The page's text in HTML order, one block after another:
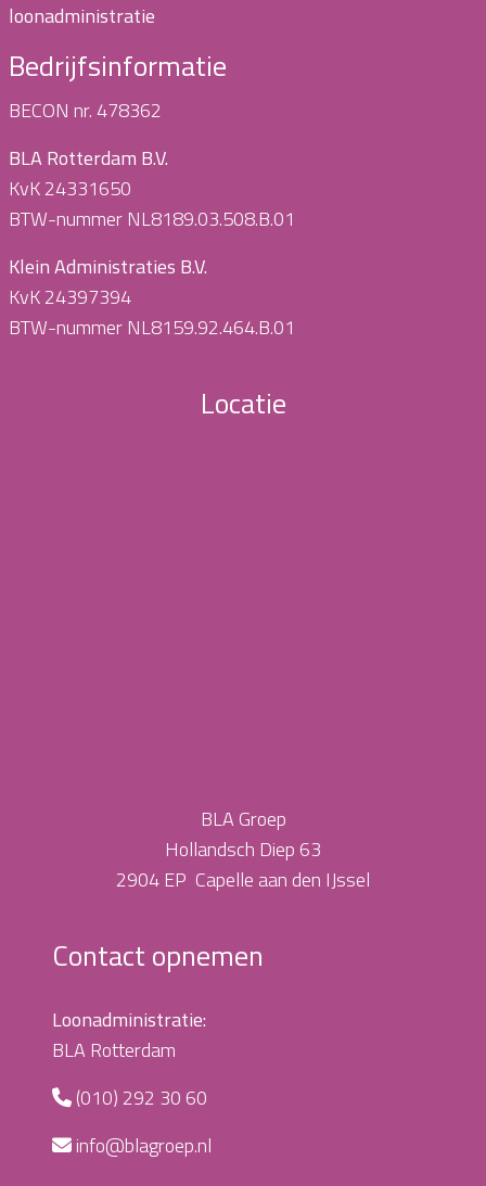
loonadministratie
Bedrijfsinformatie
BECON nr. 478362
BLA Rotterdam B.V.
KvK 24331650
BTW-nummer NL8189.03.508.B.01
Klein Administraties B.V.
KvK 24397394
BTW-nummer NL8159.92.464.B.01
Locatie
BLA Groep
Hollandsch Diep 63
2904 EP Capelle aan den IJssel
Contact opnemen
Loonadministratie:
BLA Rotterdam
(010) 292 30 60
info@blagroep.nl